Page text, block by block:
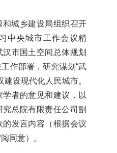
和城乡建设局组织召开
中央城市工作会议精
市国土空间总体规划
作部署，研究谋划“武
设现代化人民城市。
者的意见和建议，以
总院有限责任公司副
发言内容（根据会议
同意）。